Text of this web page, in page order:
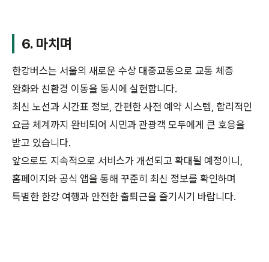
6. 마치며
한강버스는 서울의 새로운 수상 대중교통으로 교통 체증
완화와 친환경 이동을 동시에 실현합니다.
최신 노선과 시간표 정보, 간편한 사전 예약 시스템, 합리적인
요금 체계까지 완비되어 시민과 관광객 모두에게 큰 호응을
받고 있습니다.
앞으로도 지속적으로 서비스가 개선되고 확대될 예정이니,
홈페이지와 공식 앱을 통해 꾸준히 최신 정보를 확인하며
특별한 한강 여행과 안전한 출퇴근을 즐기시기 바랍니다.